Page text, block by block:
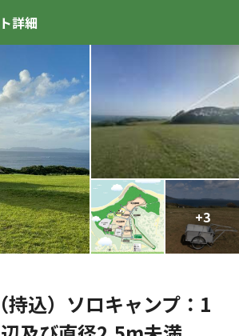
詳細
+3
持込）ソロキャンプ：1
+29
クーポン利用可 キャンプサイト